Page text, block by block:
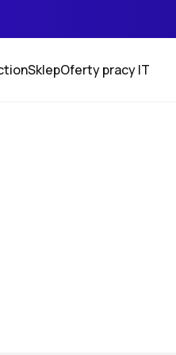
SklepOferty pracy IT